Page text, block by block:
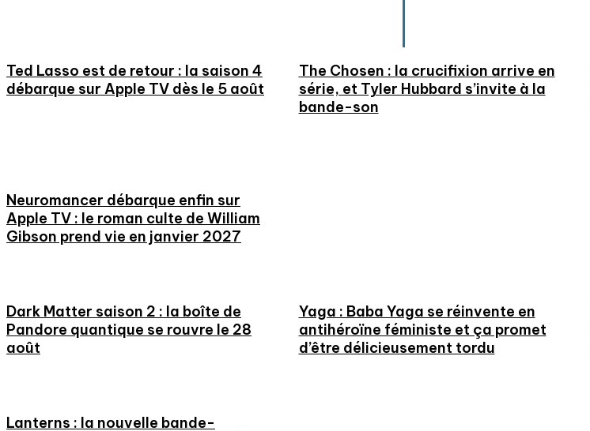
Ted Lasso est de retour : la saison 4
débarque sur Apple TV dès le 5 août
The Chosen : la crucifixion arrive en
série, et Tyler Hubbard s’invite à la
bande-son
Neuromancer débarque enfin sur
Apple TV : le roman culte de William
Gibson prend vie en janvier 2027
Dark Matter saison 2 : la boîte de
Pandore quantique se rouvre le 28
août
Yaga : Baba Yaga se réinvente en
antihéroïne féministe et ça promet
d’être délicieusement tordu
Lanterns : la nouvelle bande-